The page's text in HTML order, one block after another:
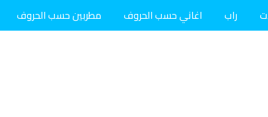
راب اغاني حسب الحروف مطربين حسب الحروف